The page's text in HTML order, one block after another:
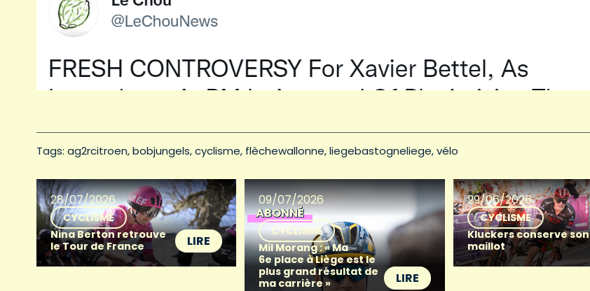
Tags: ag2rcitroen bobjungels cyclisme flèchewallonne liegebastogneliege vélo
28/07/2026
CYCLISME
Nina Berton retrouve
le Tour de France
LIRE
09/07/2026
ABONNÉ
CYCLISME
Mil Morang : « Ma
6e place à Liège est le
plus grand résultat de
ma carrière »
LIRE
29/06/2026
CYCLISME
Kluckers conserve son
maillot